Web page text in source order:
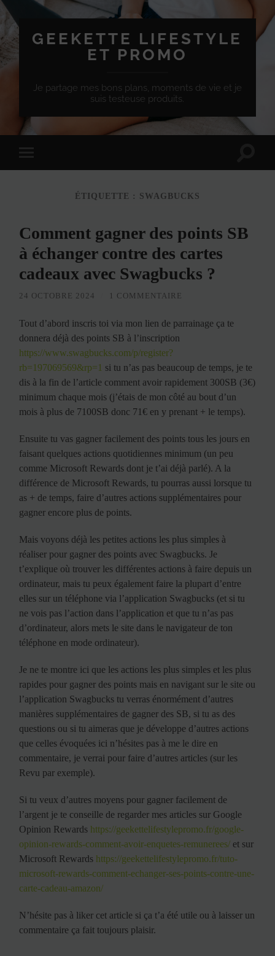
GEEKETTE LIFESTYLE
ET PROMO
Je partage mes bons plans, moments de vie et je
suis testeuse produits.
à
ÉTIQUETTE : SWAGBUCKS
Comment gagner des points SB
à échanger contre des cartes
cadeaux avec Swagbucks ?
24 OCTOBRE 2024 1 COMMENTAIRE
Tout d’abord inscris toi via mon lien de parrainage ça te
donnera déjà des points SB à l’inscription
https://www.swagbucks.com/p/register?
rb=197069569&rp=1 si tu n’as pas beaucoup de temps, je te
dis à la fin de l’article comment avoir rapidement 300SB (3€)
minimum chaque mois (j’étais de mon côté au bout d’un
mois à plus de 7100SB donc 71€ en y prenant + le temps).
Ensuite tu vas gagner facilement des points tous les jours en
faisant quelques actions quotidiennes minimum (un peu
comme Microsoft Rewards dont je t’ai déjà parlé). A la
différence de Microsoft Rewards, tu pourras aussi lorsque tu
as + de temps, faire d’autres actions supplémentaires pour
gagner encore plus de points.
Mais voyons déjà les petites actions les plus simples à
réaliser pour gagner des points avec Swagbucks. Je
t’explique où trouver les différentes actions à faire depuis un
ordinateur, mais tu peux également faire la plupart d’entre
elles sur un téléphone via l’application Swagbucks (et si tu
ne vois pas l’action dans l’application et que tu n’as pas
d’ordinateur, alors mets le site dans le navigateur de ton
téléphone en mode ordinateur).
Je ne te montre ici que les actions les plus simples et les plus
rapides pour gagner des points mais en navigant sur le site ou
l’application Swagbucks tu verras énormément d’autres
manières supplémentaires de gagner des SB, si tu as des
questions ou si tu aimeras que je développe d’autres actions
que celles évoquées ici n’hésites pas à me le dire en
commentaire, je verrai pour faire d’autres articles (sur les
Revu par exemple).
Si tu veux d’autres moyens pour gagner facilement de
l’argent je te conseille de regarder mes articles sur Google
Opinion Rewards https://geekettelifestylepromo.fr/google-
opinion-rewards-comment-avoir-enquetes-remunerees/ et sur
Microsoft Rewards https://geekettelifestylepromo.fr/tuto-
microsoft-rewards-comment-echanger-ses-points-contre-une-
carte-cadeau-amazon/
N’hésite pas à liker cet article si ça t’a été utile ou à laisser un
commentaire ça fait toujours plaisir.